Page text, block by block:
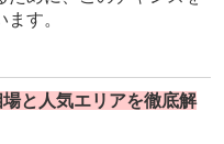
す。
と人気エリアを徹底解